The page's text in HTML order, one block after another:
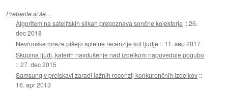
Preberite si še…
Algoritem na satelitskih slikah prepoznava sončne kolektorje ::26.
dec 2018
Nevronske mreže pišejo spletne recenzije kot ljudje :: 11. sep 2017
Skupina ljudi, katerih navdušenje nad izdelkom napoveduje pogubo
::27. dec 2015
Samsung v preiskavi zaradi lažnih recenzij konkurenčnih izdelkov ::
16. apr 2013